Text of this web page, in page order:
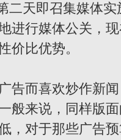
二天即召集媒体
进行媒体公关，
价比优势。
告而喜欢炒作新
般来说，同样版
，对于那些广告